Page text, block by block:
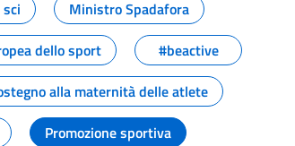
Ministro Spadafora
dello sport
#beactive
alla maternità delle atlete
Promozione sportiva